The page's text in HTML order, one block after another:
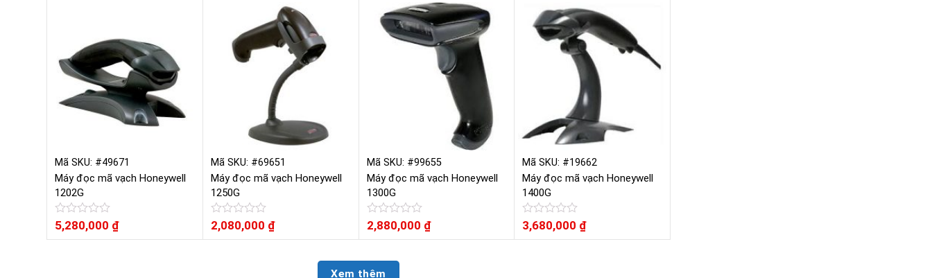
Mã SKU: #49671
Máy đọc mã vạch Honeywell
1202G
Được
xếp
5,280,000 ₫
Mã SKU: #69651
Máy đọc mã vạch Honeywell
1250G
Được
xếp
2,080,000 ₫
Mã SKU: #99655
Máy đọc mã vạch Honeywell
1300G
Được
xếp
5
2,880,000 ₫
Mã SKU: #19662
Máy đọc mã vạch Honeywell
1400G
Được
xếp
3,680,000 ₫
Xem thêm